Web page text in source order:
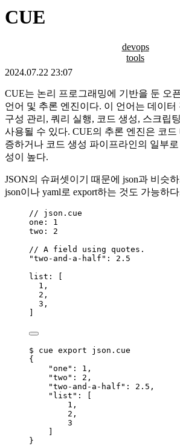
CUE
devops
tools
2024.07.22 23:07
CUE는 논리 프로그래밍에 기반을 둔 오
언어 및 추론 엔진이다. 이 언어는 데이터
구성 관리, 쿼리 실행, 코드 생성, 스크립
사용될 수 있다. CUE의 추론 엔진은 코드
증하거나 코드 생성 파이프라인의 일부
성이 높다.
JSON의 슈퍼셋이기 때문에 json과 비슷
json이나 yaml로 export하는 것도 가능하
// json.cue
one: 1
two: 2
// A field using quotes.
"two-and-a-half " : 2.5
list: [
1 ,
2 ,
3 ,
]
$ cue export json.cue
{
"one" : 1 ,
"two" : 2 ,
"two-and-a-half" : 2.5 ,
"list" : [
1 ,
2 ,
3
]
}